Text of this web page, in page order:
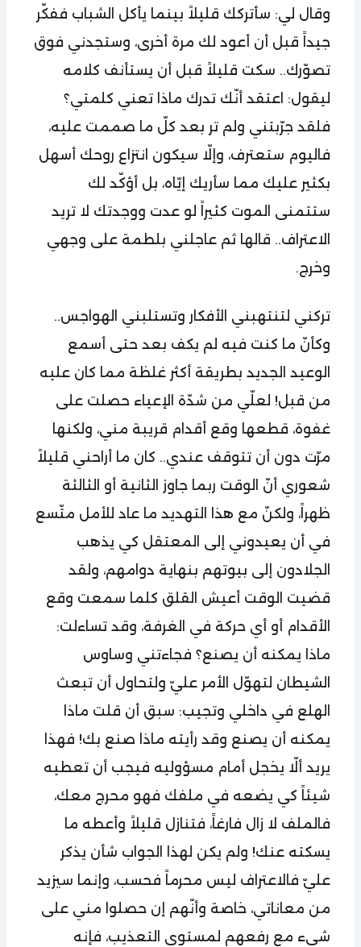
وقال لي: سأتركك قليلاً بينما يأكل الشباب ففكّر
جيداً قبل أن أعود لك مرة أخرى، وستجدني فوق
تصوّرك.. سكت قليلاً قبل أن يستأنف كلامه
ليقول: اعتقد أنّك تدرك ماذا تعني كلمتي؟
فلقد جرّبتني ولم تر بعد كلّ ما صممت عليه،
فاليوم ستعترف، وإلّا سيكون انتزاع روحك أسهل
بكثير عليك مما سأريك إيّاه، بل أؤكّد لك
ستتمنى الموت كثيراً لو عدت ووجدتك لا تريد
الاعتراف.. قالها ثم عاجلني بلطمة على وجهي
وخرج.
تركني لتنتهبني الأفكار وتستلبني الهواجس..
وكأنّ ما كنت فيه لم يكف بعد حتى أسمع
الوعيد الجديد بطريقة أكثر غلظة مما كان عليه
من قبل! لعلّي من شدّة الإعياء حصلت على
غفوة، قطعها وقع أقدام قريبة مني، ولكنها
مرّت دون أن تتوقف عندي.. كان ما أراحني قليلاً
شعوري أنّ الوقت ربما جاوز الثانية أو الثالثة
ظهراً، ولكنّ مع هذا التهديد ما عاد للأمل متّسع
في أن يعيدوني إلى المعتقل كي يذهب
الجلادون إلى بيوتهم بنهاية دوامهم، ولقد
قضيت الوقت أعيش القلق كلما سمعت وقع
الأقدام أو أي حركة في الغرفة، وقد تساءلت:
ماذا يمكنه أن يصنع؟ فجاءتني وساوس
الشيطان لتهوّل الأمر عليّ ولتحاول أن تبعث
الهلع في داخلي وتجيب: سبق أن قلت ماذا
يمكنه أن يصنع وقد رأيته ماذا صنع بك! فهذا
يريد ألّا يخجل أمام مسؤوليه فيجب أن تعطيه
شيئاً كي يضعه في ملفك فهو محرج معك،
فالملف لا زال فارغاً، فتنازل قليلاً وأعطه ما
يسكته عنك! ولم يكن لهذا الجواب شأن يذكر
عليّ فالاعتراف ليس محرماً فحسب، وإنما سيزيد
من معاناتي، خاصة وأنّهم إن حصلوا مني على
شيء مع رفعهم لمستوى التعذيب، فإنه